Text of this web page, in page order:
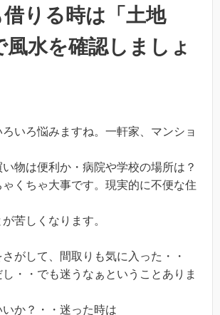
りる時は「土地
風水を確認しましょ
いろ悩みますね。一軒家、マンショ
物は便利か・病院や学校の場所は？
くちゃ大事です。現実的に不便な住
苦しくなります。
がして、間取りも気に入った・・
・・でも迷うなぁということありま
か？・・迷った時は